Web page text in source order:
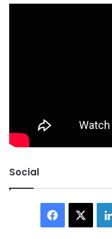
Social
Facebook